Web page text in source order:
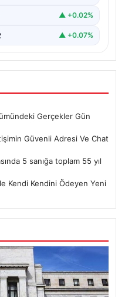
▲ +0.02%
▲ +0.07%
Gerçekler Gün
Güvenli Adresi Ve Chat
5 sanığa toplam 55 yıl
Kendi Kendini Ödeyen Yeni